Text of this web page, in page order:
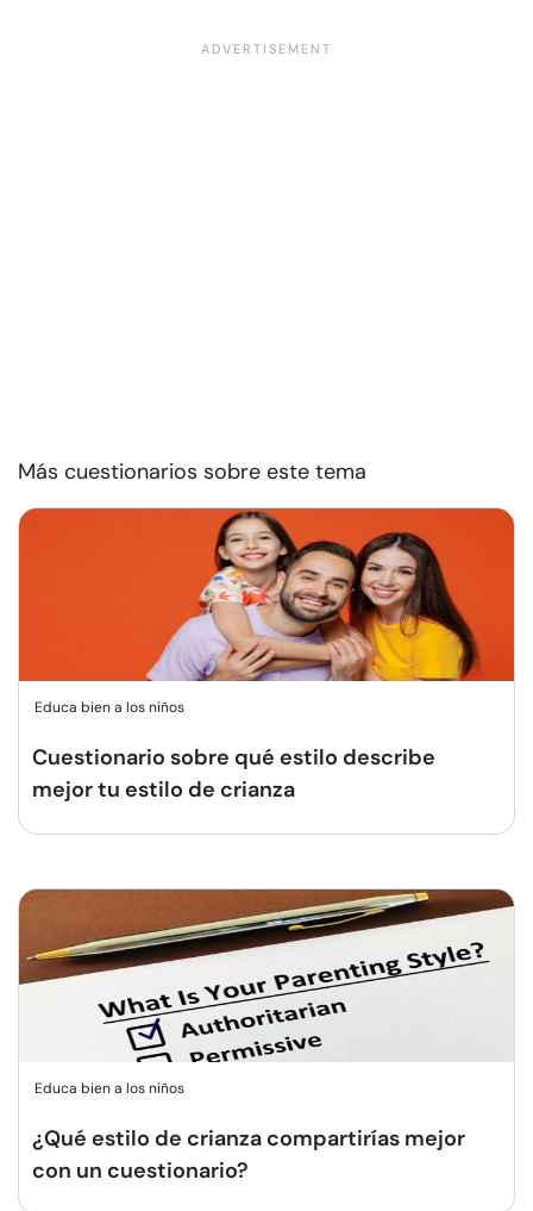
Más cuestionarios sobre este tema
Educa bien a los niños
Cuestionario sobre qué estilo describe
mejor tu estilo de crianza
Educa bien a los niños
¿Qué estilo de crianza compartirías mejor
con un cuestionario?